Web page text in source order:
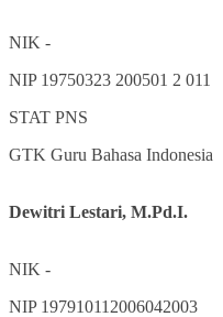
NIK -
NIP 19750323 200501 2 011
STAT PNS
GTK Guru Bahasa Indonesia
Dewitri Lestari, M.Pd.I.
NIK -
NIP 197910112006042003